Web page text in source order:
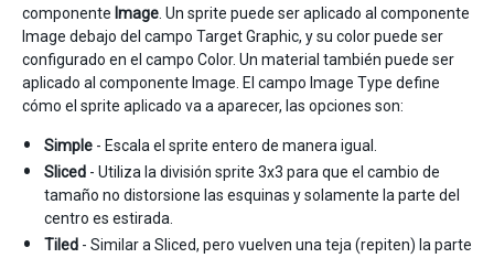
componente Image . Un sprite puede ser aplicado al componente
Image debajo del campo Target Graphic, y su color puede ser
configurado en el campo Color. Un material también puede ser
aplicado al componente Image. El campo Image Type define
cómo el sprite aplicado va a aparecer, las opciones son:
Simple - Escala el sprite entero de manera igual.
Sliced - Utiliza la división sprite 3x3 para que el cambio de
tamaño no distorsione las esquinas y solamente la parte del
centro es estirada.
Tiled - Similar a Sliced, pero vuelven una teja (repiten) la parte